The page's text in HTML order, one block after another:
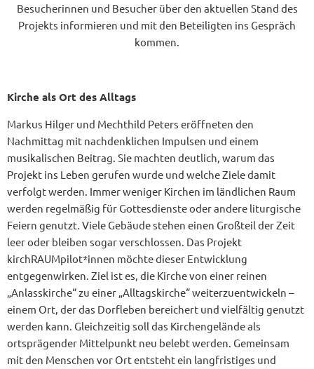
Besucherinnen und Besucher über den aktuellen Stand des
Projekts informieren und mit den Beteiligten ins Gespräch
kommen.
Kirche als Ort des Alltags
Markus Hilger und Mechthild Peters eröffneten den
Nachmittag mit nachdenklichen Impulsen und einem
musikalischen Beitrag. Sie machten deutlich, warum das
Projekt ins Leben gerufen wurde und welche Ziele damit
verfolgt werden. Immer weniger Kirchen im ländlichen Raum
werden regelmäßig für Gottesdienste oder andere liturgische
Feiern genutzt. Viele Gebäude stehen einen Großteil der Zeit
leer oder bleiben sogar verschlossen. Das Projekt
kirchRAUMpilot*innen möchte dieser Entwicklung
entgegenwirken. Ziel ist es, die Kirche von einer reinen
„Anlasskirche“ zu einer „Alltagskirche“ weiterzuentwickeln –
einem Ort, der das Dorfleben bereichert und vielfältig genutzt
werden kann. Gleichzeitig soll das Kirchengelände als
ortsprägender Mittelpunkt neu belebt werden. Gemeinsam
mit den Menschen vor Ort entsteht ein langfristiges und